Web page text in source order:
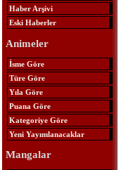
Haber Arşivi
Eski Haberler
Animeler
İsme Göre
Türe Göre
Yıla Göre
Puana Göre
Kategoriye Göre
Yeni Yayımlanacaklar
Mangalar